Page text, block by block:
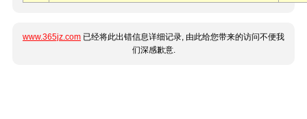
www.365jz.com 已经将此出错信息详细记录, 由此给您带来的访问不便我
们深感歉意.